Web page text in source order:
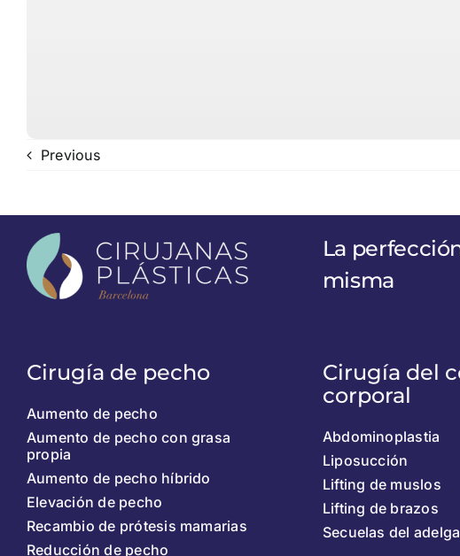
Previous
La
misma
Cirugía de pecho
Aumento de pecho
Aumento de pecho con grasa
propia
Aumento de pecho híbrido
Elevación de pecho
Recambio de prótesis mamarias
Reducción de pecho
Cirugía del
corporal
Abdominoplastia
Liposucción
Lifting de muslos
Lifting de brazos
Secuelas del